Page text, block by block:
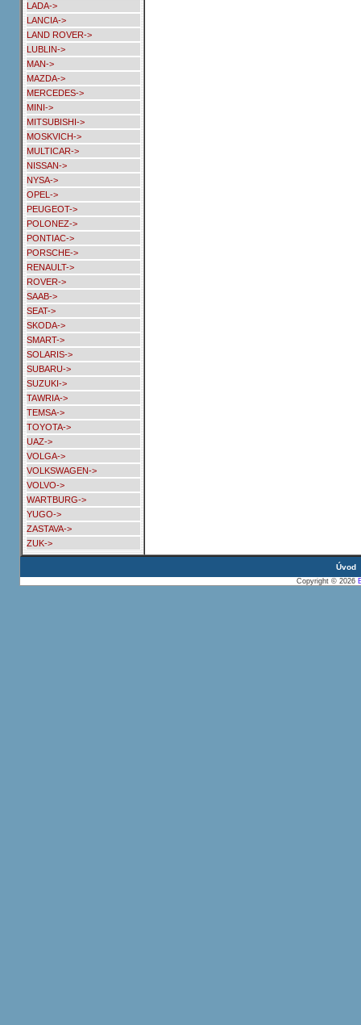
LADA->
LANCIA->
LAND ROVER->
LUBLIN->
MAN->
MAZDA->
MERCEDES->
MINI->
MITSUBISHI->
MOSKVICH->
MULTICAR->
NISSAN->
NYSA->
OPEL->
PEUGEOT->
POLONEZ->
PONTIAC->
PORSCHE->
RENAULT->
ROVER->
SAAB->
SEAT->
SKODA->
SMART->
SOLARIS->
SUBARU->
SUZUKI->
TAWRIA->
TEMSA->
TOYOTA->
UAZ->
VOLGA->
VOLKSWAGEN->
VOLVO->
WARTBURG->
YUGO->
ZASTAVA->
ZUK->
Úvod
Copyright © 2026